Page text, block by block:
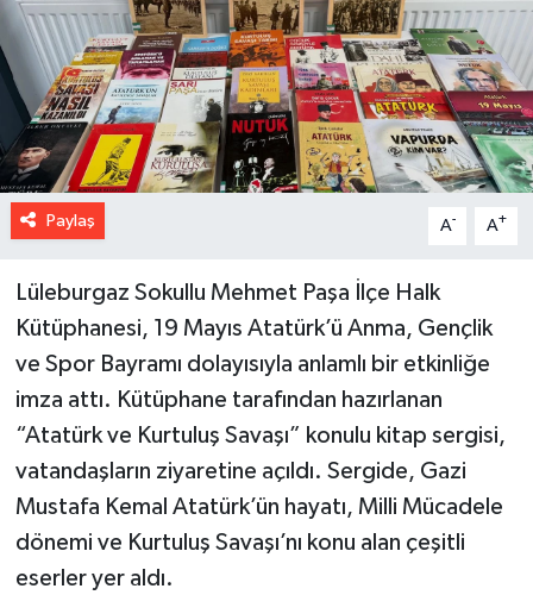
Paylaş A- A+
Lüleburgaz Sokullu Mehmet Paşa İlçe Halk
Kütüphanesi, 19 Mayıs Atatürk’ü Anma, Gençlik
ve Spor Bayramı dolayısıyla anlamlı bir etkinliğe
imza attı. Kütüphane tarafından hazırlanan
“Atatürk ve Kurtuluş Savaşı” konulu kitap sergisi,
vatandaşların ziyaretine açıldı. Sergide, Gazi
Mustafa Kemal Atatürk’ün hayatı, Milli Mücadele
dönemi ve Kurtuluş Savaşı’nı konu alan çeşitli
eserler yer aldı.